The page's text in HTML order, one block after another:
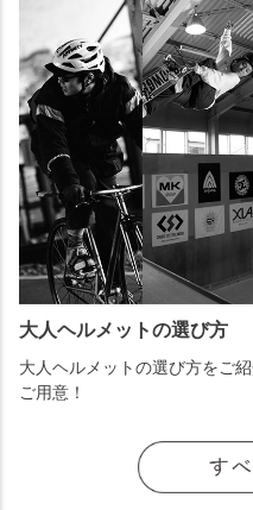
大人ヘルメットの選び方
大人ヘルメットの選び方をご
ご用意！